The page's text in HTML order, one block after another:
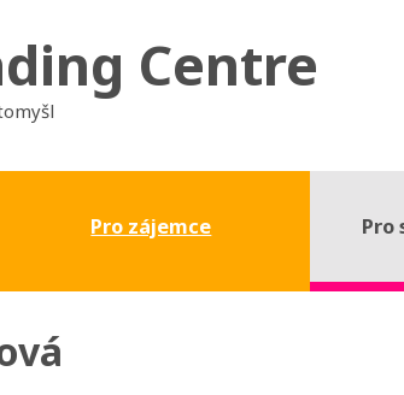
Centre
Pro zájemce Pro